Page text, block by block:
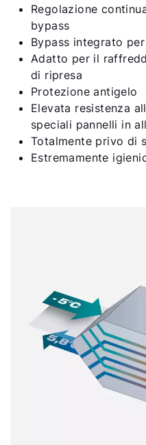
Regolazione
bypass
Bypass integrato
Adatto per il
di ripresa
Protezione antigelo
Elevata resistenza
speciali pannelli in
Totalmente privo di
Estremamente